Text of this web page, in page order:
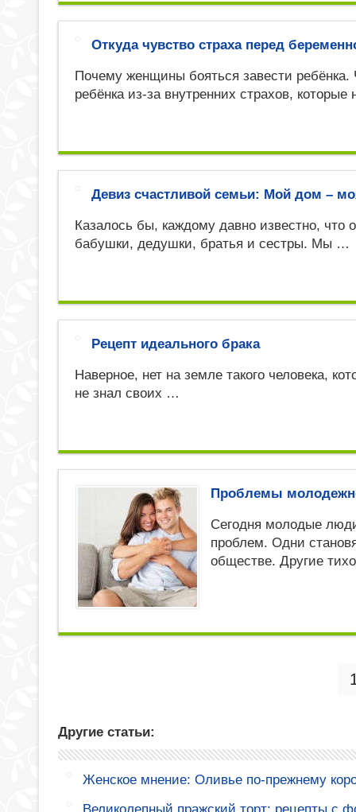
Откуда чувство страха перед
Почему женщины бояться завести
ребёнка из-за внутренних страхов,
Девиз счастливой семьи: Мой дом –
Казалось бы, каждому давно известно, что
бабушки, дедушки, братья и сестры. Мы …
Рецепт идеального брака
Наверное, нет на земле такого человека,
не знал своих …
Проблемы
Сегодня молодые
проблем. Одни
обществе. Другие
Другие статьи:
Женское мнение: Оливье по-прежнему